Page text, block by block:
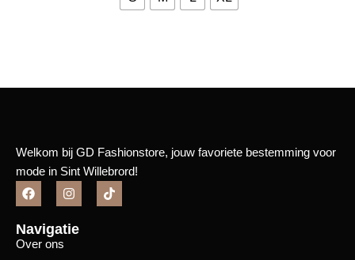
Welkom bij GD Fashionstore, jouw favoriete bestemming voor
mode in Sint Willebrord!
Navigatie
Over ons